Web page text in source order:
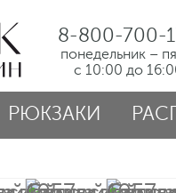
8-800-700-
понедельник –
с 10:00 до
РЮКЗАКИ